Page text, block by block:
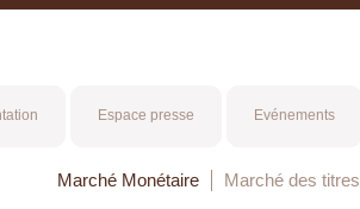
Espace presse Evénements
Marché Monétaire Marché des titres